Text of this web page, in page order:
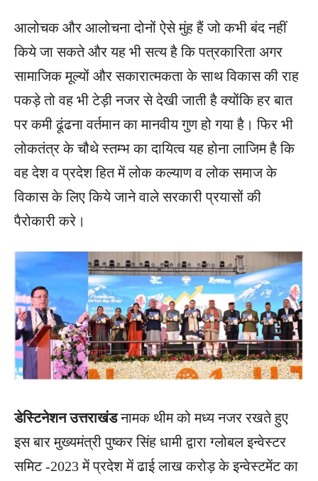
आलोचक और आलोचना दोनों ऐसे मुंह हैं जो कभी बंद नहीं
किये जा सकते और यह भी सत्य है कि पत्रकारिता अगर
सामाजिक मूल्यों और सकारात्मकता के साथ विकास की राह
पकड़े तो वह भी टेड़ी नजर से देखी जाती है क्योंकि हर बात
पर कमी ढूंढना वर्तमान का मानवीय गुण हो गया है। फिर भी
लोकतंत्र के चौथे स्तम्भ का दायित्व यह होना लाजिम है कि
वह देश व प्रदेश हित में लोक कल्याण व लोक समाज के
विकास के लिए किये जाने वाले सरकारी प्रयासों की
पैरोकारी करे।
डेस्टिनेशन उत्तराखंडनामक थीम को मध्य नजर रखते हुए
इस बार मुख्यमंत्री पुष्कर सिंह धामी द्वारा ग्लोबल इन्वेस्टर
समिट -2023 में प्रदेश में ढाई लाख करोड़ के इन्वेस्टमेंट का